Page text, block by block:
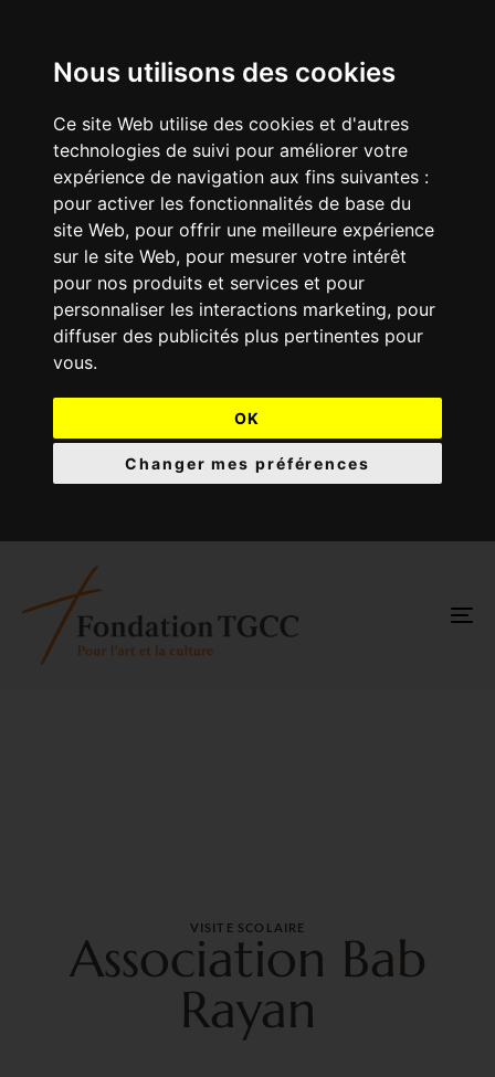
Nous utilisons des cookies
Ce site Web utilise des cookies et d'autres
technologies de suivi pour améliorer votre
expérience de navigation aux fins suivantes :
pour activer les fonctionnalités de base du
site Web, pour offrir une meilleure expérience
sur le site Web, pour mesurer votre intérêt
pour nos produits et services et pour
personnaliser les interactions marketing, pour
diffuser des publicités plus pertinentes pour
vous.
OK
Changer mes préférences
VISITE SCOLAIRE
Association Bab
Rayan